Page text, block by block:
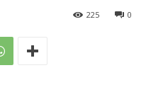
0
225